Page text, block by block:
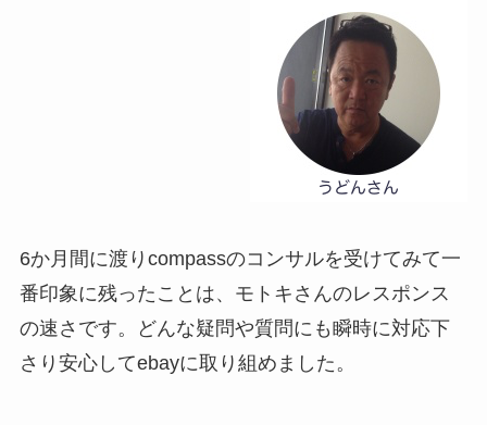
6か月間に渡りcompassのコンサルを受けてみて一
番印象に残ったことは、モトキさんのレスポンス
の速さです。どんな疑問や質問にも瞬時に対応下
さり安心してebayに取り組めました。